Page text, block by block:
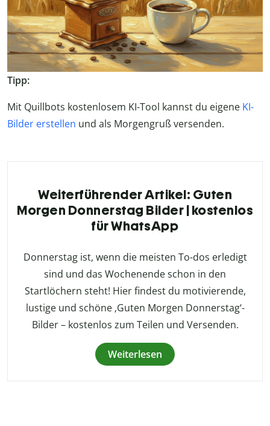
Tipp:
Mit Quillbots kostenlosem KI-Tool kannst du eigene KI-
Bilder erstellen und als Morgengruß versenden.
Weiterführender Artikel: Guten
Morgen Donnerstag Bilder | kostenlos
für WhatsApp
Donnerstag ist, wenn die meisten To-dos erledigt
sind und das Wochenende schon in den
Startlöchern steht! Hier findest du motivierende,
lustige und schöne ‚Guten Morgen Donnerstag‘-
Bilder – kostenlos zum Teilen und Versenden.
Weiterlesen